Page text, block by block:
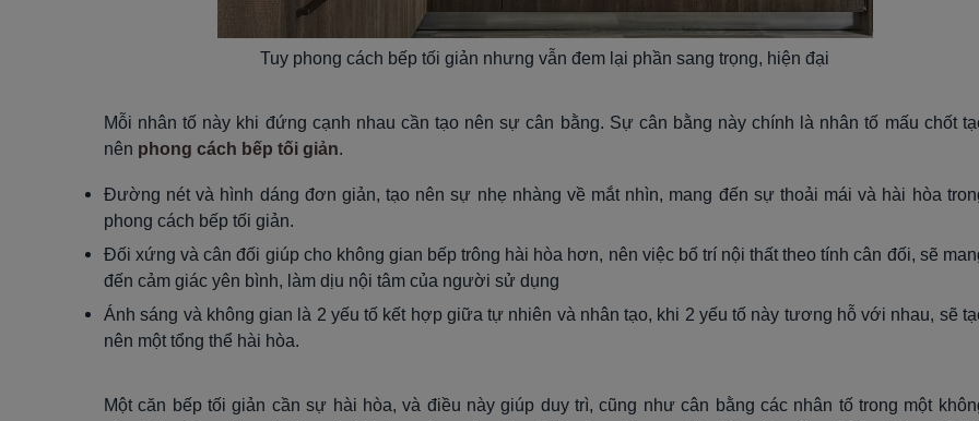
Tuy phong cách bếp tối giản nhưng vẫn đem lại phần sang trọng, hiện đại
Mỗi nhân tố này khi đứng cạnh nhau cần tạo nên sự cân bằng. Sự cân bằng này chính là nhân tố mấu chốt
nên phong cách bếp tối giản.
Đường nét và hình dáng đơn giản, tạo nên sự nhẹ nhàng về mắt nhìn, mang đến sự thoải mái và hài hòa
phong cách bếp tối giản.
Đối xứng và cân đối giúp cho không gian bếp trông hài hòa hơn, nên việc bố trí nội thất theo tính cân đối, sẽ
đến cảm giác yên bình, làm dịu nội tâm của người sử dụng
Ánh sáng và không gian là 2 yếu tố kết hợp giữa tự nhiên và nhân tạo, khi 2 yếu tố này tương hỗ với nhau, sẽ
nên một tổng thể hài hòa.
Một căn bếp tối giản cần sự hài hòa, và điều này giúp duy trì, cũng như cân bằng các nhân tố trong một